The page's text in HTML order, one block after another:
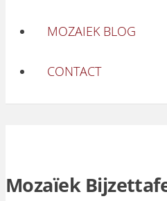
MOZAIEK BLOG
CONTACT
Mozaïek